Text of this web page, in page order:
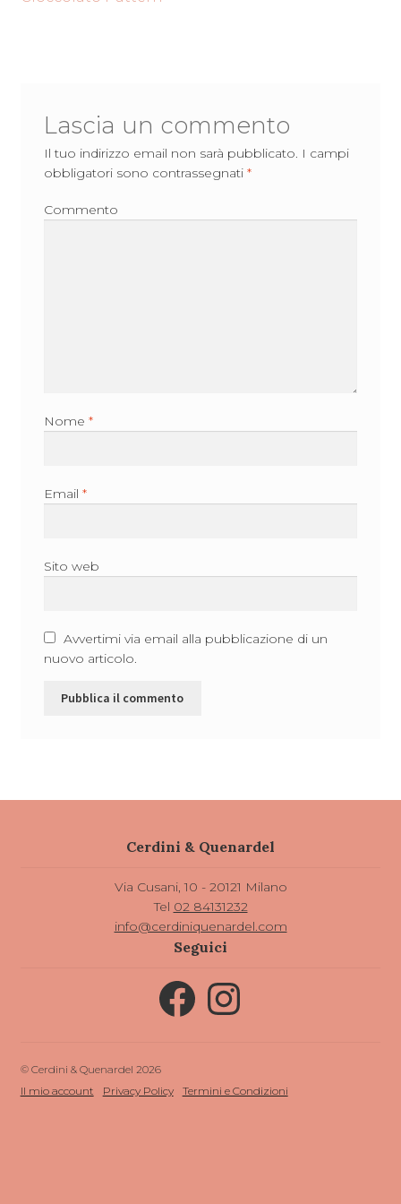
Lascia un commento
Il tuo indirizzo email non sarà pubblicato. I campi
obbligatori sono contrassegnati *
Commento
Nome *
Email *
Sito web
Avvertimi via email alla pubblicazione di un
nuovo articolo.
Cerdini & Quenardel
Via Cusani, 10 - 20121 Milano
Tel 02 84131232
info@cerdiniquenardel.com
Seguici
FacebookInstagram
© Cerdini & Quenardel 2026
Il mio account
Privacy Policy Termini e Condizioni